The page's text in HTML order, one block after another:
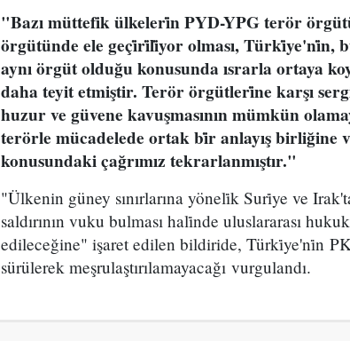
"Bazı müttefik ülkeleri̇n PYD-YPG terör
örgütünde ele geçi̇ri̇li̇yor olması, Türki̇ye'ni̇n,
aynı örgüt olduğu konusunda ısrarla ortaya
daha teyit etmiştir. Terör örgütleri̇ne karşı
huzur ve güvene kavuşmasının mümkün
terörle mücadelede ortak bi̇r anlayış birliğine
konusundaki çağrımız tekrarlanmıştır."
"Ülkenin güney sınırlarına yöneli̇k Suri̇ye ve
saldırının vuku bulması hali̇nde uluslararası
edileceğine" işaret edilen bildiride, Türki̇ye'ni̇n
sürülerek meşrulaştırılamayacağı vurgulandı.